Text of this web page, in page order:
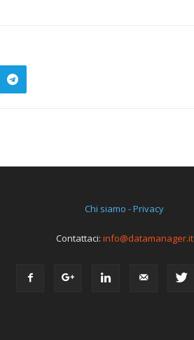
Chi siamo - Privacy
Contattaci: info@datamanager.it